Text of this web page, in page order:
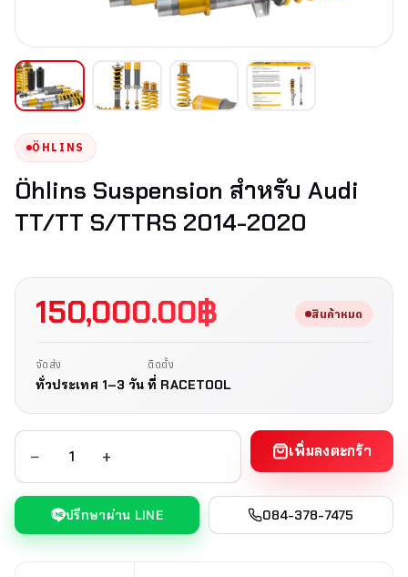
ÖHLINS
Öhlins Suspension สำหรับ Audi
TT/TT S/TTRS 2014-2020
150,000.00฿ สินค้าหมด
จัดส่ง
ทั่วประเทศ 1–3 วัน
ติดตั้ง
ที่ RACETOOL
− + เพิ่มลงตะกร้า
ปรึกษาผ่าน LINE 084-378-7475